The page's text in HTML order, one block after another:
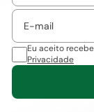
Eu aceito
Privacidade